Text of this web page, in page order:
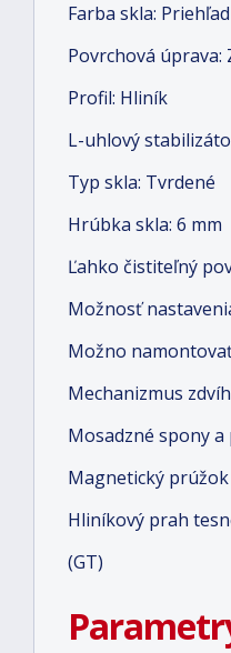
Farba skla:
Povrchová úprava:
Profil: Hliník
L-uhlový
Typ skla: Tvrdené
Hrúbka skla: 6 mm
Ľahko čistiteľný
Možnosť
Možno
Mechanizmus
Mosadzné spony
Magnetický
Hliníkový prah
(GT)